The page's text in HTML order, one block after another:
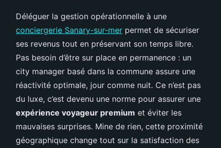
Déléguer la gestion opérationnelle à une
conciergerie Sanary-sur-mer permet de sécuriser
ses revenus tout en préservant son temps libre.
Pas besoin d’être sur place en permanence : un
city manager basé dans la commune assure une
réactivité optimale, jour comme nuit. Ce n’est pas
du luxe, c’est devenu une norme pour assurer une
expérience voyageur premium et éviter les
mauvaises surprises. Mine de rien, cette proximité
géographique change tout sur la satisfaction des